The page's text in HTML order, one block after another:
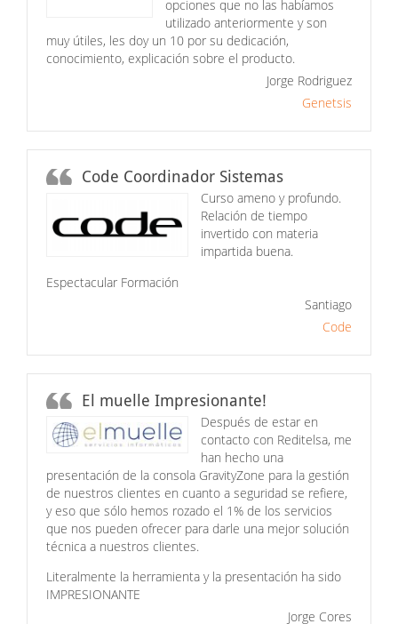
opciones que no las habíamos
utilizado anteriormente y son
muy útiles, les doy un 10 por su dedicación,
conocimiento, explicación sobre el producto.
Jorge Rodriguez
Genetsis
Code Coordinador Sistemas
Curso ameno y profundo.
Relación de tiempo
invertido con materia
impartida buena.
Espectacular Formación
Santiago
Code
El muelle Impresionante!
Después de estar en
contacto con Reditelsa, me
han hecho una
presentación de la consola GravityZone para la gestión
de nuestros clientes en cuanto a seguridad se refiere,
y eso que sólo hemos rozado el 1% de los servicios
que nos pueden ofrecer para darle una mejor solución
técnica a nuestros clientes.
Literalmente la herramienta y la presentación ha sido
IMPRESIONANTE
Jorge Cores